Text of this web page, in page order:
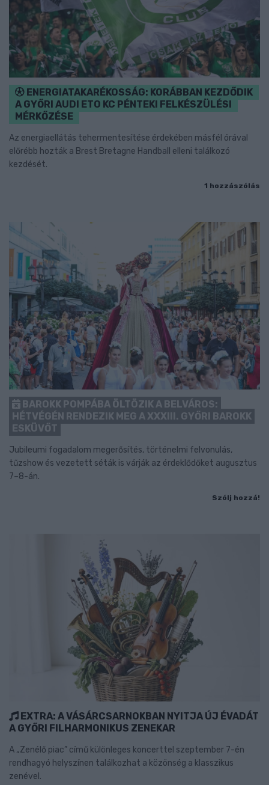
ENERGIATAKARÉKOSSÁG: KORÁBBAN KEZDŐDIK
A GYŐRI AUDI ETO KC PÉNTEKI FELKÉSZÜLÉSI
MÉRKŐZÉSE
Az energiaellátás tehermentesítése érdekében másfél órával
előrébb hozták a Brest Bretagne Handball elleni találkozó
kezdését.
1 hozzászólás
BAROKK POMPÁBA ÖLTÖZIK A BELVÁROS:
HÉTVÉGÉN RENDEZIK MEG A XXXIII. GYŐRI BAROKK
ESKÜVŐT
Jubileumi fogadalom megerősítés, történelmi felvonulás,
tűzshow és vezetett séták is várják az érdeklődőket augusztus
7–8-án.
Szólj hozzá!
EXTRA: A VÁSÁRCSARNOKBAN NYITJA ÚJ ÉVADÁT
A GYŐRI FILHARMONIKUS ZENEKAR
A „Zenélő piac” című különleges koncerttel szeptember 7-én
rendhagyó helyszínen találkozhat a közönség a klasszikus
zenével.